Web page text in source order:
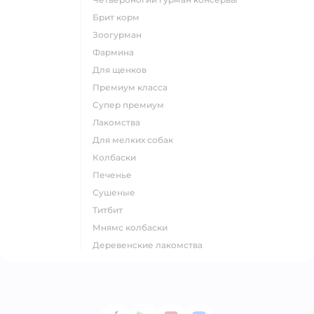
брит корм
зоогурман
фармина
для щенков
премиум класса
супер премиум
лакомства
для мелких собак
колбаски
печенье
сушеные
титбит
мнямс колбаски
деревенские лакомства